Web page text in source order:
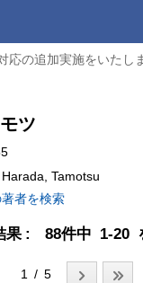
応の追加実施をいたし
ツ
Harada, Tamotsu
者を検索
果 88件中 1-20
1 / 5